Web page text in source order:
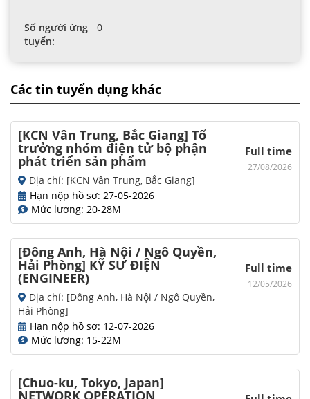
Số người ứng
tuyển:
0
Các tin tuyển dụng khác
[KCN Vân Trung, Bắc Giang] Tổ
trưởng nhóm điện tử bộ phận
phát triển sản phẩm
Địa chỉ: [KCN Vân Trung, Bắc Giang]
Hạn nộp hồ sơ: 27-05-2026
Mức lương: 20-28M
Full time
27/08/2026
[Đông Anh, Hà Nội / Ngô Quyền,
Hải Phòng] KỸ SƯ ĐIỆN
(ENGINEER)
Địa chỉ: [Đông Anh, Hà Nội / Ngô Quyền,
Hải Phòng]
Hạn nộp hồ sơ: 12-07-2026
Mức lương: 15-22M
Full time
12/05/2026
[Chuo-ku, Tokyo, Japan]
NETWORK OPERATION